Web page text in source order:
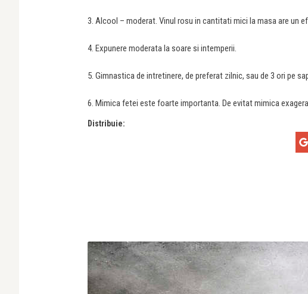
3. Alcool – moderat. Vinul rosu in cantitati mici la masa are un
4. Expunere moderata la soare si intemperii.
5. Gimnastica de intretinere, de preferat zilnic, sau de 3 ori pe
6. Mimica fetei este foarte importanta. De evitat mimica
Distribuie: